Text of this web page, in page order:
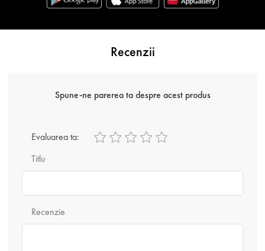
Recenzii
Spune-ne parerea ta despre acest produs
Titlu
Evaluarea ta:
Recenzie